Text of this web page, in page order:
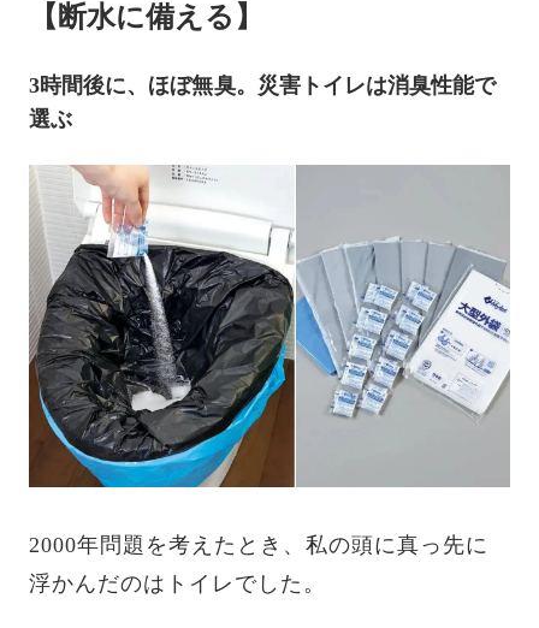
【断水に備える】
3時間後に、ほぼ無臭。災害トイレは消臭性能で
選ぶ
2000年問題を考えたとき、私の頭に真っ先に
浮かんだのはトイレでした。